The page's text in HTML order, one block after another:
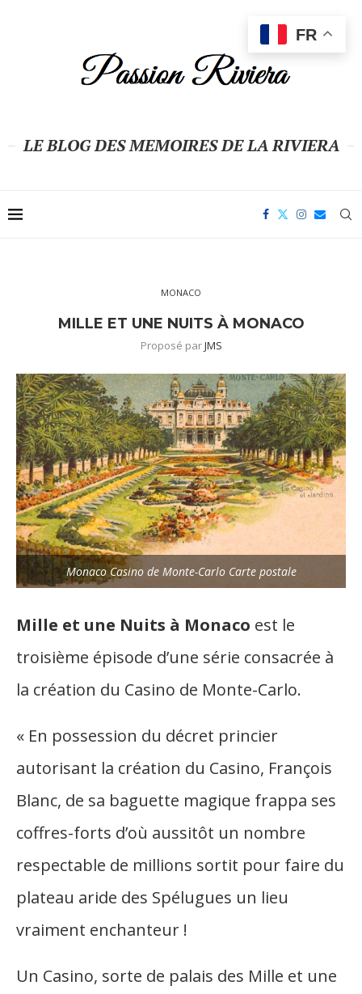
LE BLOG DES MEMOIRES DE LA RIVIERA
MONACO
MILLE ET UNE NUITS À MONACO
Proposé parJMS
Monaco Casino de Monte-Carlo Carte postale
Mille et une Nuits à Monaco est le
troisième épisode d’une série consacrée à
la création du Casino de Monte-Carlo.
« En possession du décret princier
autorisant la création du Casino, François
Blanc, de sa baguette magique frappa ses
coffres-forts d’où aussitôt un nombre
respectable de millions sortit pour faire du
plateau aride des Spélugues un lieu
vraiment enchanteur !
Un Casino, sorte de palais des Mille et une
FR